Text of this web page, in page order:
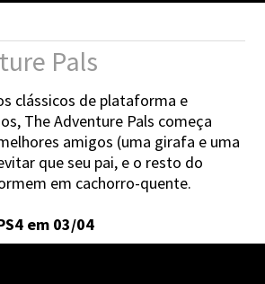
Pals
clássicos de plataforma e
The Adventure Pals começa
amigos (uma girafa e uma
que seu pai, e o resto do
em cachorro-quente.
em 03/04